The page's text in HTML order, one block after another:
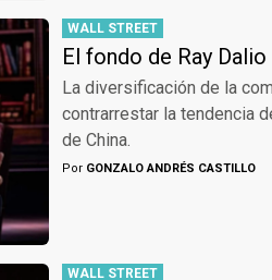
WALL STREET
El fondo de Ray
La diversificación de la
contrarrestar la tendencia
de China.
Por GONZALO ANDRÉS CASTILLO
WALL STREET